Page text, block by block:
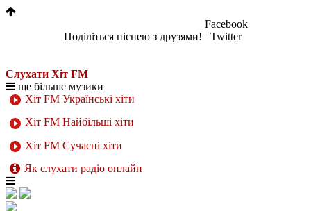
Поділіться піснею з друзями!
Facebook
Twitter
Слухати Хіт FM
ще більше музики
Хіт FM Українські хіти
Хіт FM Найбільші хіти
Хіт FM Сучасні хіти
Як слухати радіо онлайн